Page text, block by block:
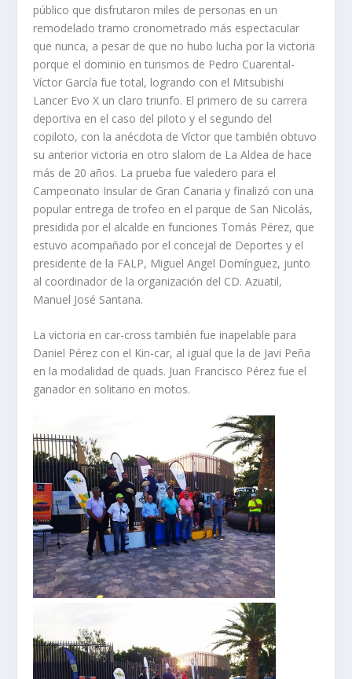
público que disfrutaron miles de personas en un
remodelado tramo cronometrado más espectacular
que nunca, a pesar de que no hubo lucha por la victoria
porque el dominio en turismos de Pedro Cuarental-
Víctor García fue total, logrando con el Mitsubishi
Lancer Evo X un claro triunfo. El primero de su carrera
deportiva en el caso del piloto y el segundo del
copiloto, con la anécdota de Víctor que también obtuvo
su anterior victoria en otro slalom de La Aldea de hace
más de 20 años. La prueba fue valedero para el
Campeonato Insular de Gran Canaria y finalizó con una
popular entrega de trofeo en el parque de San Nicolás,
presidida por el alcalde en funciones Tomás Pérez, que
estuvo acompañado por el concejal de Deportes y el
presidente de la FALP, Miguel Angel Domínguez, junto
al coordinador de la organización del CD. Azuatil,
Manuel José Santana.
La victoria en car-cross también fue inapelable para
Daniel Pérez con el Kin-car, al igual que la de Javi Peña
en la modalidad de quads. Juan Francisco Pérez fue el
ganador en solitario en motos.